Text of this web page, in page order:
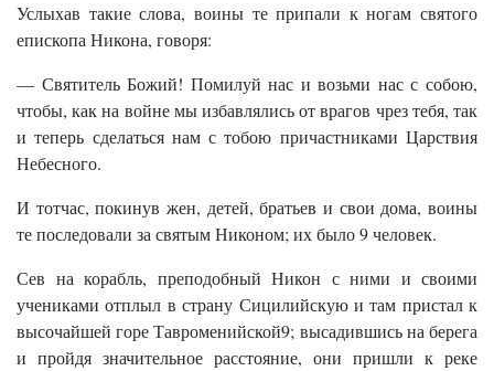
Услыхав такие слова, воины те припали к ногам святого
епископа Никона, говоря:
— Святитель Божий! Помилуй нас и возьми нас с собою,
чтобы, как на войне мы избавлялись от врагов чрез тебя, так
и теперь сделаться нам с тобою причастниками Царствия
Небесного.
И тотчас, покинув жен, детей, братьев и свои дома, воины
те последовали за святым Никоном; их было 9 человек.
Сев на корабль, преподобный Никон с ними и своими
учениками отплыл в страну Сицилийскую и там пристал к
высочайшей горе Тавроменийской9; высадившись на берега
и пройдя значительное расстояние, они пришли к реке